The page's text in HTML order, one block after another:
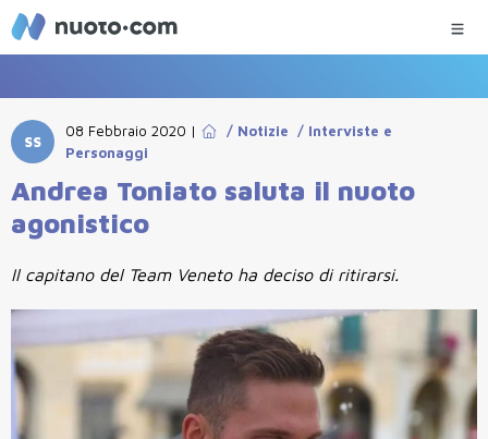
SS
08 Febbraio 2020 | / Notizie / Interviste e
Personaggi
Andrea Toniato saluta il nuoto
agonistico
Il capitano del Team Veneto ha deciso di ritirarsi.